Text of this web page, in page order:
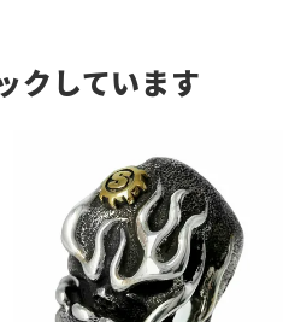
クしています